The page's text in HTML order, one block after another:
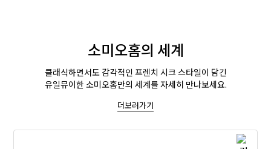
소미오홈의 세계
클래식하면서도 감각적인 프렌치 시크 스타일이 담긴
유일뮤이한 소미오홈만의 세계를 자세히 만나보세요.
더보러가기